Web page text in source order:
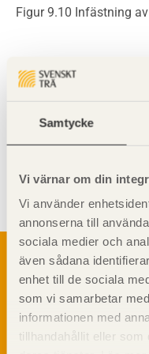
Samtycke
Vi värnar om din
Vi använder
annonserna till
sociala medier och
även sådana
enhet till de sociala
som vi samarbetar
informationen med
tillhandahållit eller som
Figur 9.10 Infästning
Om trä
Materialet trä
Skogsbruk
Barrträdets
Träets
TräGuiden är den
träbyggande och
materialet trä samt
med trä.